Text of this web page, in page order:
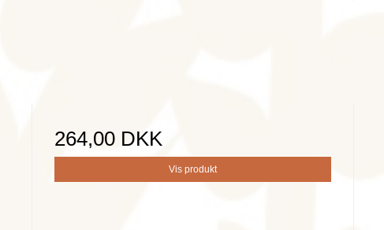
264,00 DKK
Vis produkt